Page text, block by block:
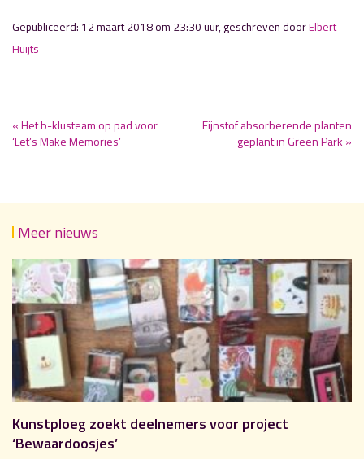
Gepubliceerd: 12 maart 2018 om 23:30 uur, geschreven doorElbert
Huijts
« Het b-klusteam op pad voor
‘Let’s Make Memories’
Fijnstof absorberende planten
geplant in Green Park »
Meer nieuws
Kunstploeg zoekt deelnemers voor project
‘Bewaardoosjes’